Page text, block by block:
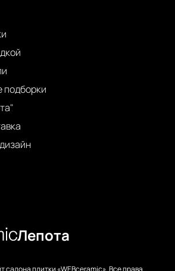
подборки
салона плитки «WEBceramic». Все права
Лепота